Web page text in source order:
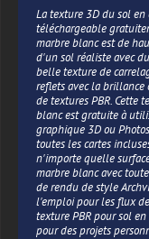
La texture 3D du sol en
téléchargeable
marbre blanc est de
d'un sol réaliste avec
belle texture de
reflets avec la brillance
de textures PBR. Cette
blanc est gratuite à
graphique 3D ou
toutes les cartes
n'importe quelle
marbre blanc avec
de rendu de style
l'emploi pour les flux
texture PBR pour sol
pour des projets